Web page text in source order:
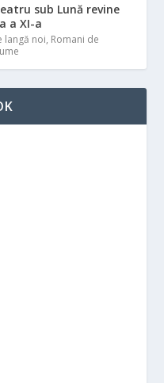
sub Lună revine
a XI-a
langă noi, Romani de